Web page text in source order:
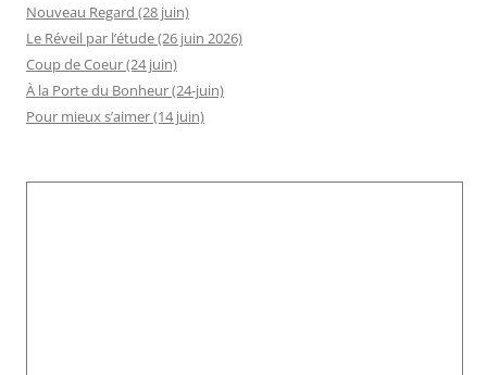
Nouveau Regard (28 juin)
Le Réveil par l’étude (26 juin 2026)
Coup de Coeur (24 juin)
À la Porte du Bonheur (24-juin)
Pour mieux s’aimer (14 juin)